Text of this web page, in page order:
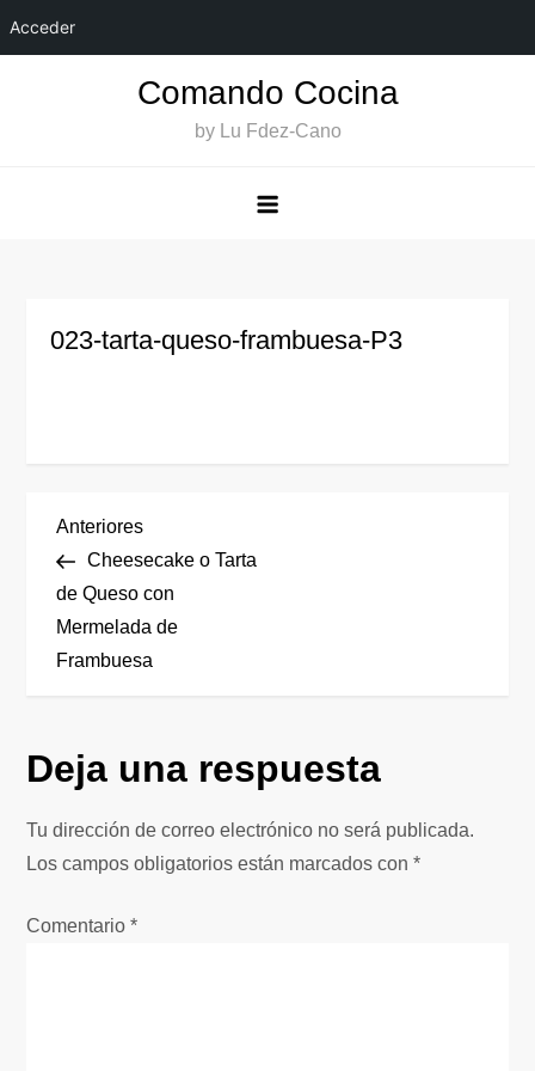
Acceder
Comando Cocina
by Lu Fdez-Cano
023-tarta-queso-frambuesa-P3
N
a
v
g
a
c
i
Entrada
anterior
Anteriores
Cheesecake o Tarta
de Queso con
Mermelada de
Frambuesa
Deja una respuesta
Tu dirección de correo electrónico no será publicada.
Los campos obligatorios están marcados con*
Comentario*